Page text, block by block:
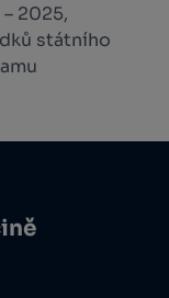
2025,
státního